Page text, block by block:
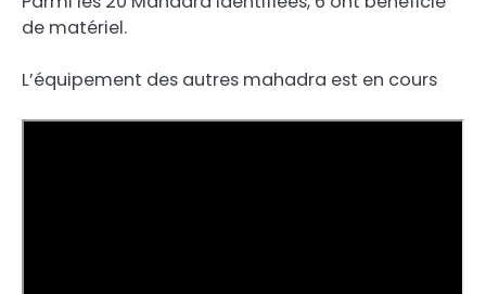
de matériel.
L’équipement des autres mahadra est en cours